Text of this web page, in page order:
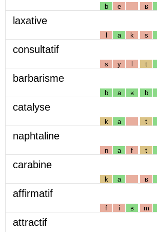
b e ʁ
laxative
l a k s
consultatif
s y l t
barbarisme
b a ʁ b
catalyse
k a t
naphtaline
n a f t
carabine
k a ʁ
affirmatif
f i ʁ m
attractif